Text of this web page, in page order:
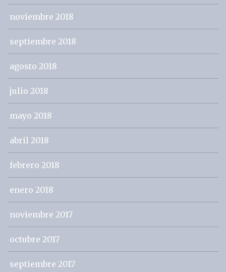
noviembre 2018
septiembre 2018
agosto 2018
julio 2018
mayo 2018
abril 2018
febrero 2018
enero 2018
noviembre 2017
octubre 2017
septiembre 2017